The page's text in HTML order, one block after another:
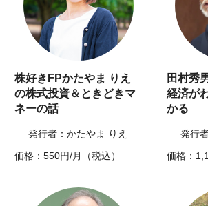
株好きFPかたやま りえ
の株式投資＆ときどきマ
ネーの話
発行者：かたやま りえ
価格：550円/月（税込）
田村秀
経済が
かる
発行
価格：